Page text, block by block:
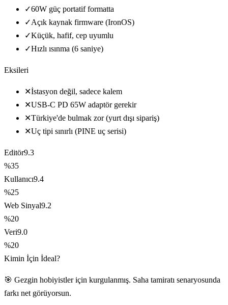
✓60W güç portatif formatta
✓Açık kaynak firmware (IronOS)
✓Küçük, hafif, cep uyumlu
✓Hızlı ısınma (6 saniye)
Eksileri
✕İstasyon değil, sadece kalem
✕USB-C PD 65W adaptör gerekir
✕Türkiye'de bulmak zor (yurt dışı sipariş)
✕Uç tipi sınırlı (PINE uç serisi)
Editör9.3
%35
Kullanıcı9.4
%25
Web Sinyal9.2
%20
Veri9.0
%20
Kimin İçin İdeal?
🎯 Gezgin hobiyistler için kurgulanmış. Saha tamiratı senaryosunda
farkı net görüyorsun.